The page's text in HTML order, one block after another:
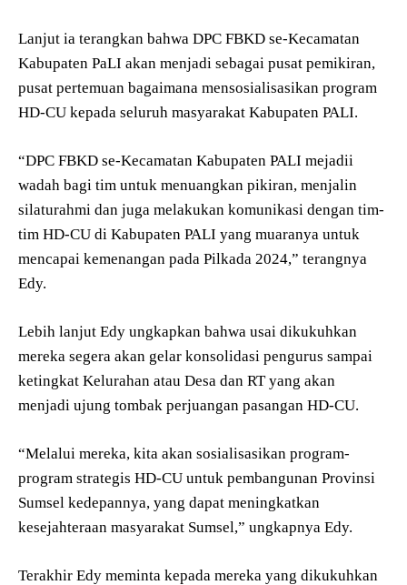
Lanjut ia terangkan bahwa DPC FBKD se-Kecamatan
Kabupaten PaLI akan menjadi sebagai pusat pemikiran,
pusat pertemuan bagaimana mensosialisasikan program
HD-CU kepada seluruh masyarakat Kabupaten PALI.
“DPC FBKD se-Kecamatan Kabupaten PALI mejadii
wadah bagi tim untuk menuangkan pikiran, menjalin
silaturahmi dan juga melakukan komunikasi dengan tim-
tim HD-CU di Kabupaten PALI yang muaranya untuk
mencapai kemenangan pada Pilkada 2024,” terangnya
Edy.
Lebih lanjut Edy ungkapkan bahwa usai dikukuhkan
mereka segera akan gelar konsolidasi pengurus sampai
ketingkat Kelurahan atau Desa dan RT yang akan
menjadi ujung tombak perjuangan pasangan HD-CU.
“Melalui mereka, kita akan sosialisasikan program-
program strategis HD-CU untuk pembangunan Provinsi
Sumsel kedepannya, yang dapat meningkatkan
kesejahteraan masyarakat Sumsel,” ungkapnya Edy.
Terakhir Edy meminta kepada mereka yang dikukuhkan